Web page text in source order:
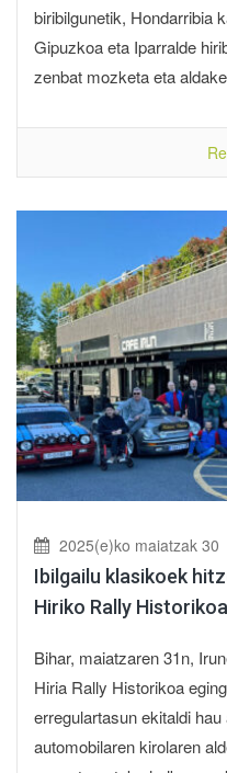
biribilgunetik, Hondarribia
Gipuzkoa eta Iparralde
zenbat mozketa eta
2025(e)ko maiatzak 30
Ibilgailu klasikoek
Hiriko Rally
Bihar, maiatzaren 31n,
Hiria Rally Historikoa
erregulartasun ekitaldi
automobilaren kirolaren